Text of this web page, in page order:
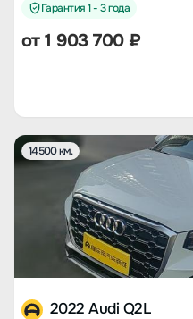
Гарантия 1 - 3 года
от1 903 700₽
14500 км.
2022 Audi Q2L